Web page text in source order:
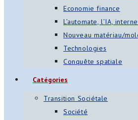
Economie finance
L’automate, l’IA,
Nouveau matériau/
Technologies
Conquête spatiale
Catégories
Transition Sociétale
Société